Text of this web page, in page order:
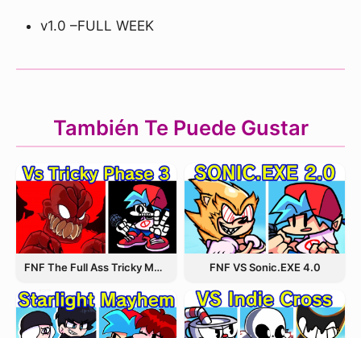
v1.0 –FULL WEEK
También Te Puede Gustar
FNF The Full Ass Tricky MOD FNF VS Sonic.EXE 4.0